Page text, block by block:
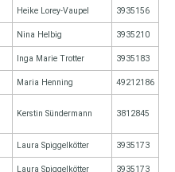
Heike Lorey-Vaupel 3935156
Nina Helbig 3935210
Inga Marie Trotter 3935183
Maria Henning 49212186
Kerstin Sündermann 3812845
Laura Spiggelkötter 3935173
Laura Spiggelkötter 3935173